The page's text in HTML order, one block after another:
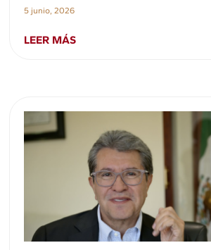
5 junio, 2026
LEER MÁS